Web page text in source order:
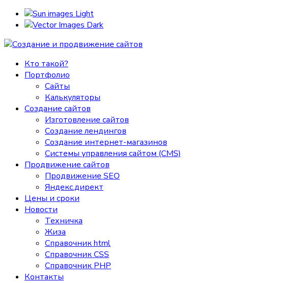
Light
Dark
Кто такой?
Портфолио
Сайты
Калькуляторы
Создание сайтов
Изготовление сайтов
Создание лендингов
Создание интернет-магазинов
Системы управления сайтом (CMS)
Продвижение сайтов
Продвижение SEO
Яндекс.директ
Цены и сроки
Новости
Техничка
Жиза
Справочник html
Справочник CSS
Справочник PHP
Контакты